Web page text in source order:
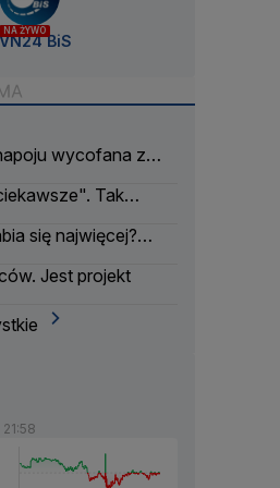
NA ŻYWO
BiS
wycofana z
Tak
się najwięcej?
Jest projekt